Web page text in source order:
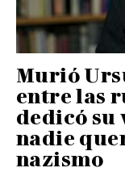
Murió
entre las
dedicó su
nadie
nazismo